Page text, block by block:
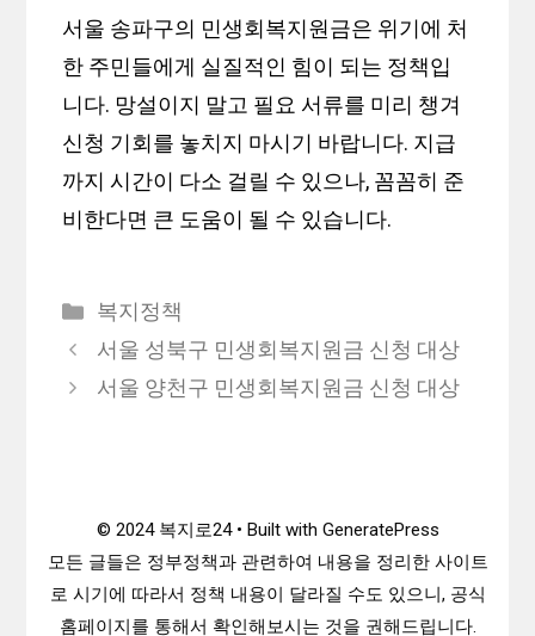
서울 송파구의 민생회복지원금은 위기에 처
한 주민들에게 실질적인 힘이 되는 정책입
니다. 망설이지 말고 필요 서류를 미리 챙겨
신청 기회를 놓치지 마시기 바랍니다. 지급
까지 시간이 다소 걸릴 수 있으나, 꼼꼼히 준
비한다면 큰 도움이 될 수 있습니다.
카
테
고
리
복지정책
서울 성북구 민생회복지원금 신청 대상
서울 양천구 민생회복지원금 신청 대상
© 2024 복지로24 • Built with GeneratePress
모든 글들은 정부정책과 관련하여 내용을 정리한 사이트
로 시기에 따라서 정책 내용이 달라질 수도 있으니, 공식
홈페이지를 통해서 확인해보시는 것을 권해드립니다.